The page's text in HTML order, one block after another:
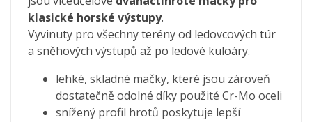
klasické horské výstupy.
Vyvinuty pro všechny terény od ledovcových túr
a sněhových výstupů až po ledové kuloáry.
lehké, skladné mačky, které jsou zároveň
dostatečně odolné díky použité Cr-Mo oceli
snížený profil hrotů poskytuje lepší